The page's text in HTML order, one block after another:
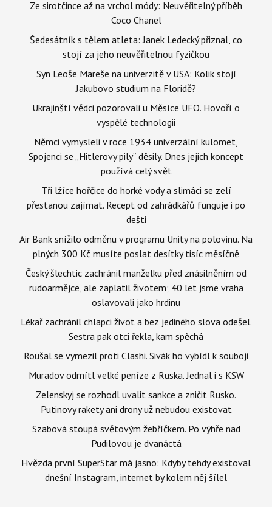
Ze sirotčince až na vrchol módy: Neuvěřitelný příběh
Coco Chanel
Šedesátník s tělem atleta: Janek Ledecký přiznal, co
stojí za jeho neuvěřitelnou fyzičkou
Syn Leoše Mareše na univerzitě v USA: Kolik stojí
Jakubovo studium na Floridě?
Ukrajinští vědci pozorovali u Měsíce UFO. Hovoří o
vyspělé technologii
Němci vymysleli v roce 1934 univerzální kulomet,
Spojenci se „Hitlerovy pily“ děsily. Dnes jejich koncept
používá celý svět
Tři lžíce hořčice do horké vody a slimáci se zelí
přestanou zajímat. Recept od zahrádkářů funguje i po
dešti
Air Bank snížilo odměnu v programu Unity na polovinu. Na
plných 300 Kč musíte poslat desítky tisíc měsíčně
Český šlechtic zachránil manželku před znásilněním od
rudoarmějce, ale zaplatil životem; 40 let jsme vraha
oslavovali jako hrdinu
Lékař zachránil chlapci život a bez jediného slova odešel.
Sestra pak otci řekla, kam spěchá
Roušal se vymezil proti Clashi. Sivák ho vybídl k souboji
Muradov odmítl velké peníze z Ruska. Jednal i s KSW
Zelenskyj se rozhodl uvalit sankce a zničit Rusko.
Putinovy rakety ani drony už nebudou existovat
Szabová stoupá světovým žebříčkem. Po výhře nad
Pudilovou je dvanáctá
Hvězda první SuperStar má jasno: Kdyby tehdy existoval
dnešní Instagram, internet by kolem něj šílel